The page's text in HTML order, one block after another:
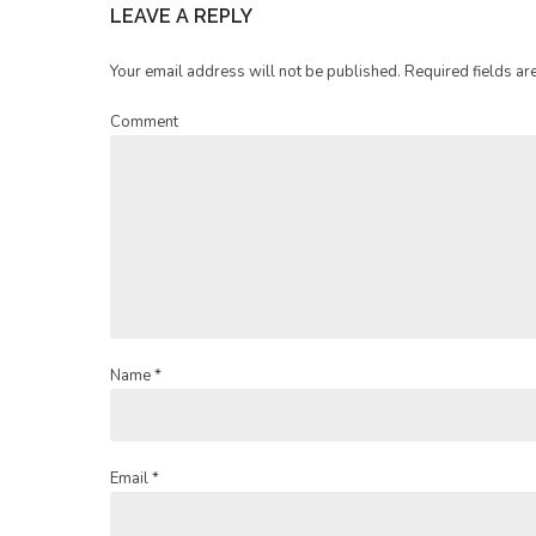
LEAVE A REPLY
Your email address will not be published. Required fields
Comment
Name *
Email *